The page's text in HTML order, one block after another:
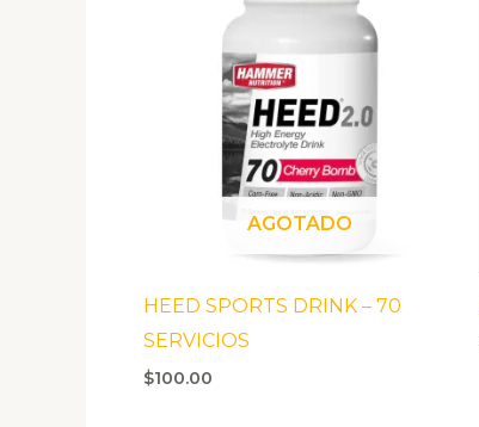
AGOTADO
HEED SPORTS DRINK – 70
SERVICIOS
$100.00